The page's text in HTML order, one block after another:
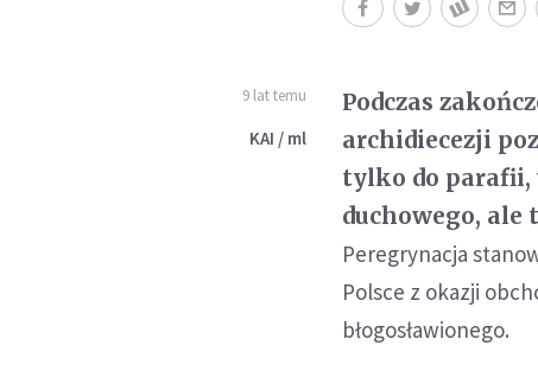
9 lat temu
KAI / ml
Podczas
archidiecezji
tylko do parafii,
duchowego, ale
Peregrynacja
Polsce z okazji
błogosławionego.